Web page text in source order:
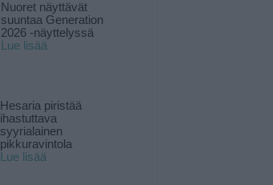
Nuoret näyttävät
suuntaa Generation
2026 -näyttelyssä
Lue lisää
Hesaria piristää
ihastuttava
syyrialainen
pikkuravintola
Lue lisää